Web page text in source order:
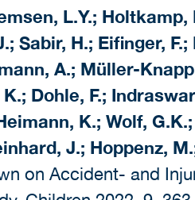
L.Y.; Holtkamp,
Sabir, H.; Eifinger,
A.; Müller-
Dohle, F.;
K.; Wolf,
J.; Hoppenz,
on Accident- and